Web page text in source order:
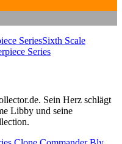
SeriesSixth Scale
Series
Sein Herz schlägt
Libby und seine